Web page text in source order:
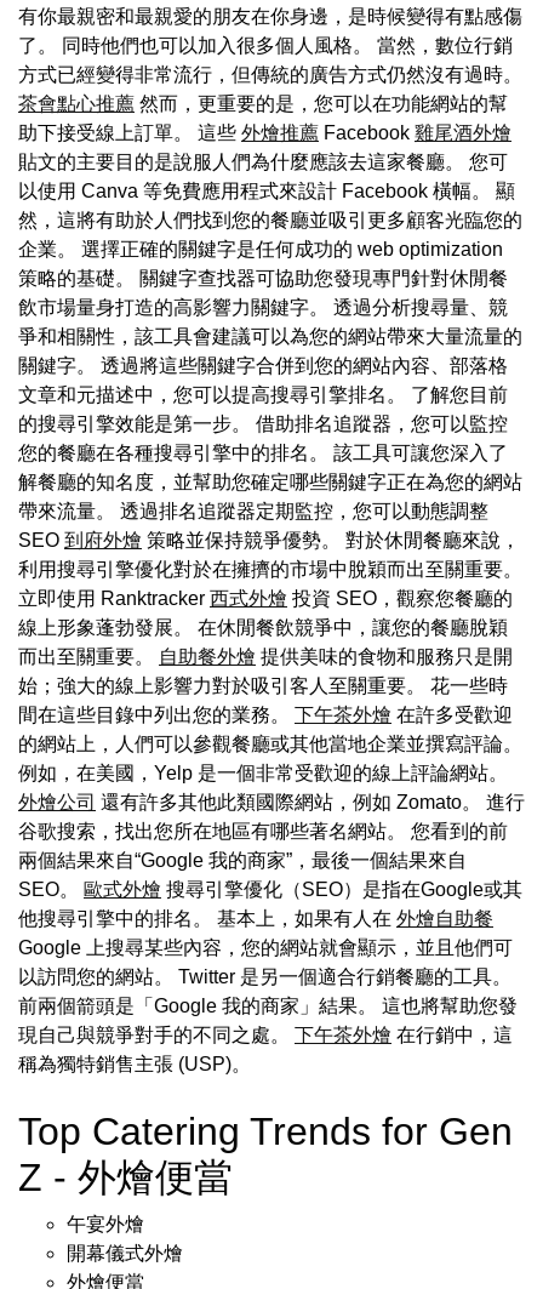
有你最親密和最親愛的朋友在你身邊，是時候變得有點感傷
了。 同時他們也可以加入很多個人風格。 當然，數位行銷
方式已經變得非常流行，但傳統的廣告方式仍然沒有過時。
茶會點心推薦 然而，更重要的是，您可以在功能網站的幫
助下接受線上訂單。 這些 外燴推薦 Facebook 雞尾酒外燴
貼文的主要目的是說服人們為什麼應該去這家餐廳。 您可
以使用 Canva 等免費應用程式來設計 Facebook 橫幅。 顯
然，這將有助於人們找到您的餐廳並吸引更多顧客光臨您的
企業。 選擇正確的關鍵字是任何成功的 web optimization
策略的基礎。 關鍵字查找器可協助您發現專門針對休閒餐
飲市場量身打造的高影響力關鍵字。 透過分析搜尋量、競
爭和相關性，該工具會建議可以為您的網站帶來大量流量的
關鍵字。 透過將這些關鍵字合併到您的網站內容、部落格
文章和元描述中，您可以提高搜尋引擎排名。 了解您目前
的搜尋引擎效能是第一步。 借助排名追蹤器，您可以監控
您的餐廳在各種搜尋引擎中的排名。 該工具可讓您深入了
解餐廳的知名度，並幫助您確定哪些關鍵字正在為您的網站
帶來流量。 透過排名追蹤器定期監控，您可以動態調整
SEO 到府外燴 策略並保持競爭優勢。 對於休閒餐廳來說，
利用搜尋引擎優化對於在擁擠的市場中脫穎而出至關重要。
立即使用 Ranktracker 西式外燴 投資 SEO，觀察您餐廳的
線上形象蓬勃發展。 在休閒餐飲競爭中，讓您的餐廳脫穎
而出至關重要。
自助餐外燴 提供美味的食物和服務只是開
始；強大的線上影響力對於吸引客人至關重要。 花一些時
間在這些目錄中列出您的業務。 下午茶外燴 在許多受歡迎
的網站上，人們可以參觀餐廳或其他當地企業並撰寫評論。
例如，在美國，Yelp 是一個非常受歡迎的線上評論網站。
外燴公司 還有許多其他此類國際網站，例如 Zomato。 進行
谷歌搜索，找出您所在地區有哪些著名網站。 您看到的前
兩個結果來自“Google 我的商家”，最後一個結果來自
SEO。
歐式外燴 搜尋引擎優化（SEO）是指在Google或其
他搜尋引擎中的排名。 基本上，如果有人在 外燴自助餐
Google 上搜尋某些內容，您的網站就會顯示，並且他們可
以訪問您的網站。 Twitter 是另一個適合行銷餐廳的工具。
前兩個箭頭是「Google 我的商家」結果。 這也將幫助您發
現自己與競爭對手的不同之處。 下午茶外燴 在行銷中，這
稱為獨特銷售主張 (USP)。
Top Catering Trends for Gen
Z - 外燴便當
午宴外燴
開幕儀式外燴
外燴便當